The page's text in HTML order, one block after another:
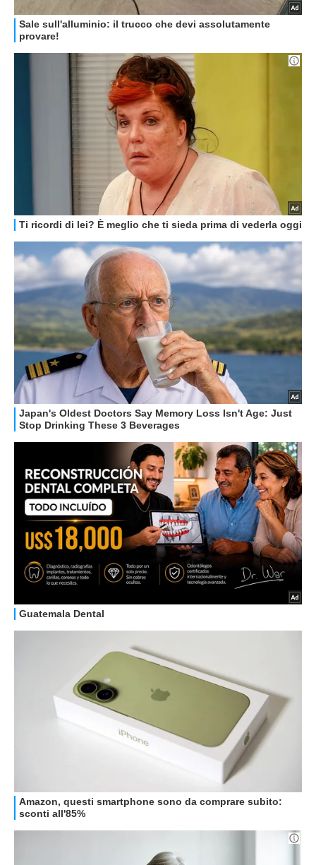
STREAMING E SERIE TV